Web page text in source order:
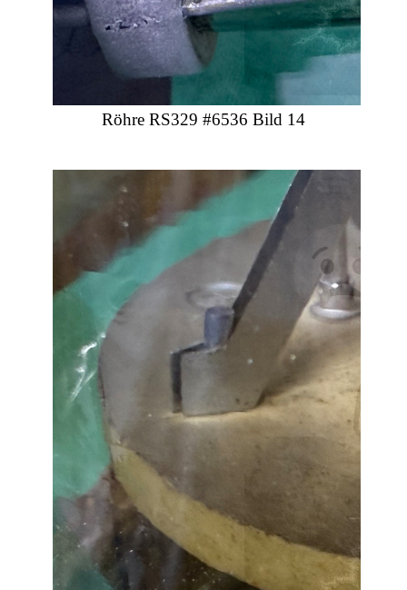
Röhre RS329 #6536 Bild 14